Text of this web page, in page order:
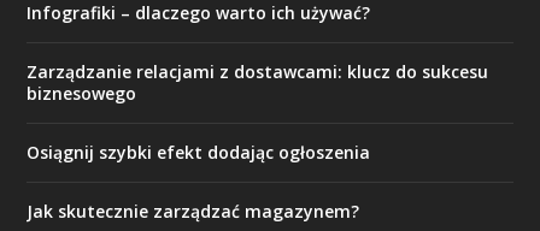
Infografiki – dlaczego warto ich używać?
Zarządzanie relacjami z dostawcami: klucz do sukcesu
biznesowego
Osiągnij szybki efekt dodając ogłoszenia
Jak skutecznie zarządzać magazynem?